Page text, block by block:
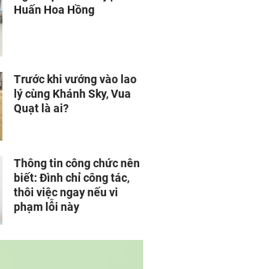
Huấn Hoa Hồng
Trước khi vướng vào lao
lý cùng Khánh Sky, Vua
Quạt là ai?
Thông tin công chức nên
biết: Đình chỉ công tác,
thôi việc ngay nếu vi
phạm lỗi này